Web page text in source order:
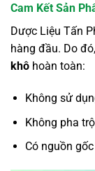
Cam Kết Sản
Dược Liệu Tấn
hàng đầu. Do
khô hoàn toàn:
Không sử
Không pha
Có nguồn